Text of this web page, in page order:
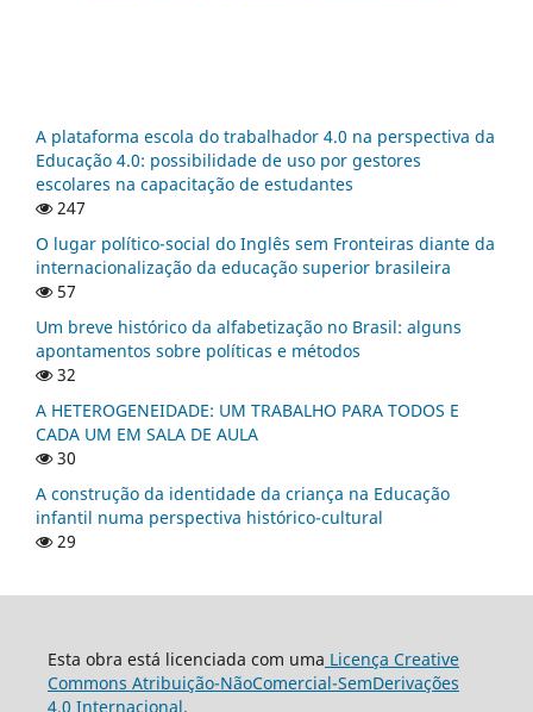
A plataforma escola do trabalhador 4.0 na perspectiva da
Educação 4.0: possibilidade de uso por gestores
escolares na capacitação de estudantes
247
O lugar político-social do Inglês sem Fronteiras diante da
internacionalização da educação superior brasileira
57
Um breve histórico da alfabetização no Brasil: alguns
apontamentos sobre políticas e métodos
32
A HETEROGENEIDADE: UM TRABALHO PARA TODOS E
CADA UM EM SALA DE AULA
30
A construção da identidade da criança na Educação
infantil numa perspectiva histórico-cultural
29
Esta obra está licenciada com uma Licença Creative
Commons Atribuição-NãoComercial-SemDerivações
4.0 Internacional.